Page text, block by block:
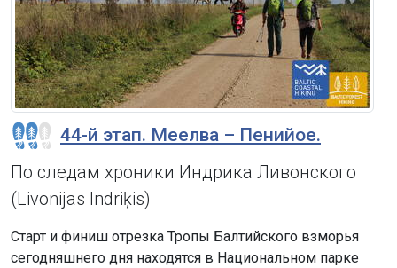
44-й этап. Меелва – Пенийое.
По следам хроники Индрика Ливонского
(Livonijas Indriķis)
Старт и финиш отрезка Тропы Балтийского взморья
сегодняшнего дня находятся в Национальном парке